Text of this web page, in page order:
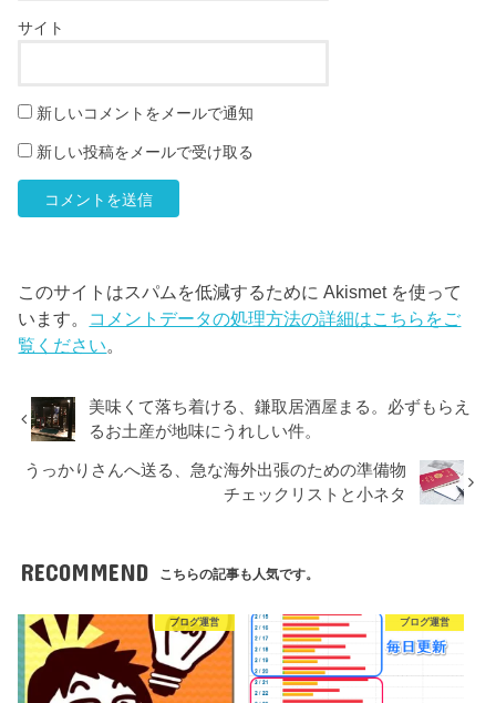
サイト
新しいコメントをメールで通知
新しい投稿をメールで受け取る
このサイトはスパムを低減するために Akismet を使って
います。 コメントデータの処理方法の詳細はこちらをご
覧ください。
美味くて落ち着ける、鎌取居酒屋まる。必ずもらえ
るお土産が地味にうれしい件。
うっかりさんへ送る、急な海外出張のための準備物
チェックリストと小ネタ
RECOMMEND こちらの記事も人気です。
ブログ運営 ブログ運営